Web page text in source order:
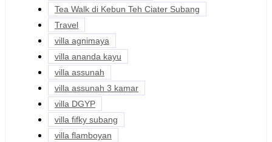
Tea Walk di Kebun Teh Ciater Subang
Travel
villa agnimaya
villa ananda kayu
villa assunah
villa assunah 3 kamar
villa DGYP
villa fifky subang
villa flamboyan